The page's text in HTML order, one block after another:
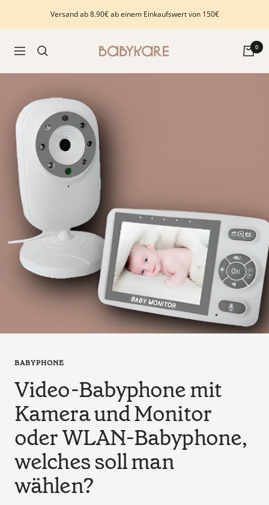
Versand ab 8.90€ ab einem Einkaufswert von 150€
Navigation
Babykare
pour
petite-
enfance
et
puériculture.
Tout
ce
dont
vous
avez
besoin
en
tant
que
parents
pour
pour
la
grossesse
de
maman
bain
0
BABYPHONE
Video-Babyphone mit
Kamera und Monitor
oder WLAN-Babyphone,
welches soll man
wählen?